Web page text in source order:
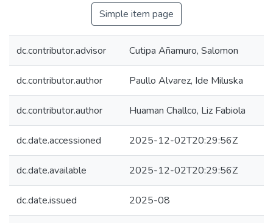
Simple item page
dc.contributor.advisor Cutipa Añamuro, Salomon
dc.contributor.author Paullo Alvarez, Ide Miluska
dc.contributor.author Huaman Challco, Liz Fabiola
dc.date.accessioned 2025-12-02T20:29:56Z
dc.date.available 2025-12-02T20:29:56Z
dc.date.issued 2025-08